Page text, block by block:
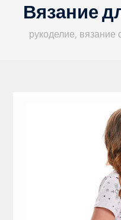
contentВязание
рукоделие,